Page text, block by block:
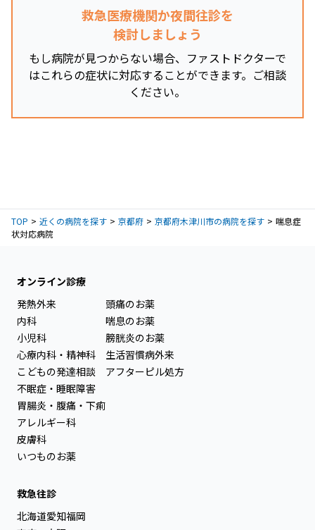
救急医療機関か夜間往診を
検討しましょう
もし病院が見つからない場合、ファストドクターで
はこれらの症状に対応することができます。ご相談
ください。
TOP 近くの病院を探す 京都府 京都府木津川市の病院を探す
喘息症
状対応病院
オンライン診療
発熱外来
内科
小児科
心療内科・精神科
こどもの発達相談
不眠症・睡眠障害
胃腸炎・腹痛・下痢
アレルギー科
皮膚科
いつものお薬
頭痛のお薬
喘息のお薬
膀胱炎のお薬
生活習慣病外来
アフターピル処方
救急往診
北海道愛知福岡